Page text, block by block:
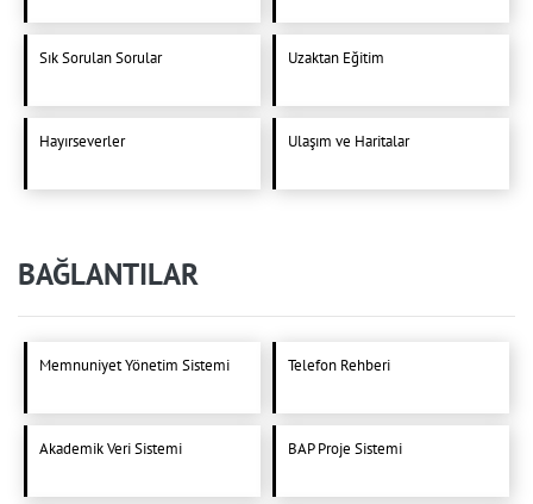
Sık Sorulan Sorular Uzaktan Eğitim
Hayırseverler Ulaşım ve Haritalar
BAĞLANTILAR
Memnuniyet Yönetim Sistemi Telefon Rehberi
Akademik Veri Sistemi BAP Proje Sistemi